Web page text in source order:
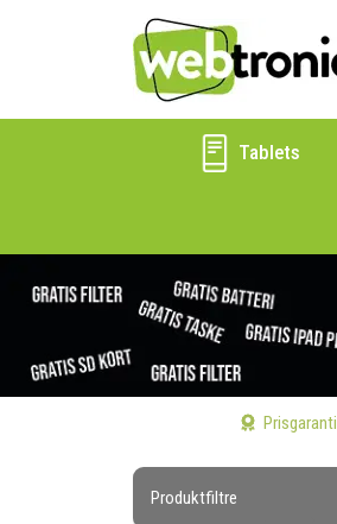
Tablets
Prisgaranti
Produktfiltre